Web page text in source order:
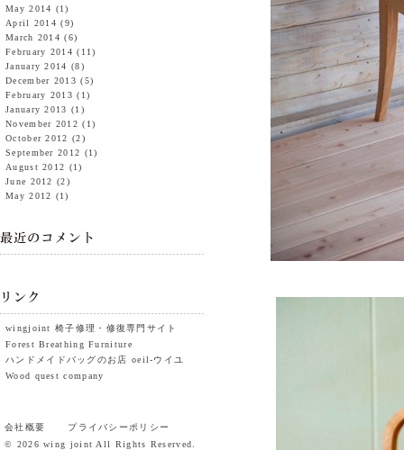
May 2014 (1)
April 2014 (9)
March 2014 (6)
February 2014 (11)
January 2014 (8)
December 2013 (5)
February 2013 (1)
January 2013 (1)
November 2012 (1)
October 2012 (2)
September 2012 (1)
August 2012 (1)
June 2012 (2)
May 2012 (1)
wingjoint 椅子修理・修復専門サイト
Forest Breathing Furniture
ハンドメイドバッグのお店 oeil-ウイユ
Wood quest company
会社概要
プライバシーポリシー
© 2026 wing joint All Rights Reserved.